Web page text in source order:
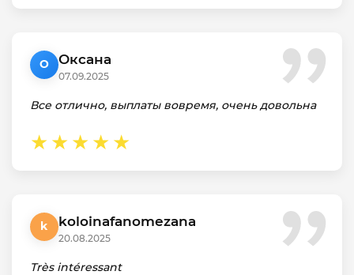
О Оксана
07.09.2025
Все отлично, выплаты вовремя, очень довольна
k koloinafanomezana
20.08.2025
Très intéressant